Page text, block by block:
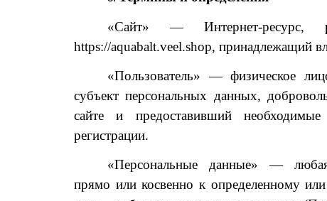
«Сайт» — Интернет-ресурс,
https://aquabalt.veel.shop, принадлежащий
«Пользователь» — физическое
субъект персональных данных,
сайте и предоставивший
регистрации.
«Персональные данные» —
прямо или косвенно к определенному